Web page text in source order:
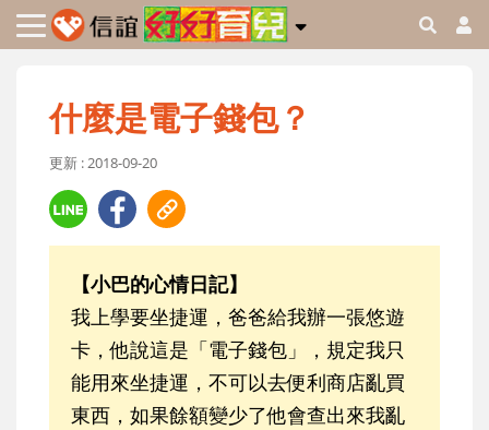
什麼是電子錢包？
更新 : 2018-09-20
【小巴的心情日記】
我上學要坐捷運，爸爸給我辦一張悠遊
卡，他說這是「電子錢包」，規定我只
能用來坐捷運，不可以去便利商店亂買
東西，如果餘額變少了他會查出來我亂